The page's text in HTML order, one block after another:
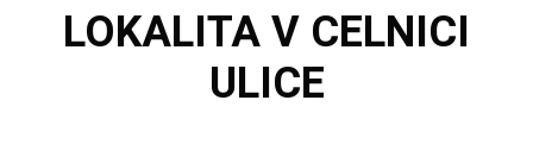
LOKALITAV CELNICI
ULICE